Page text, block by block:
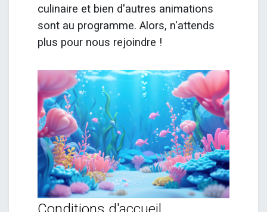
culinaire et bien d'autres animations
sont au programme. Alors, n'attends
plus pour nous rejoindre !